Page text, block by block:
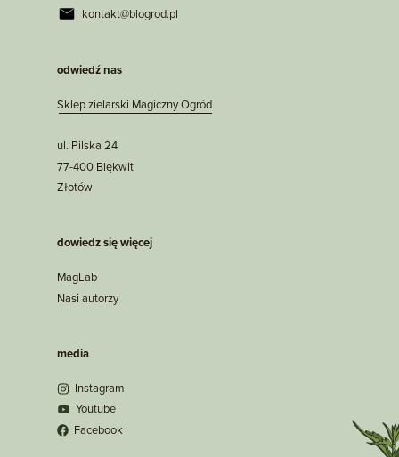
kontakt@blogrod.pl
odwiedź nas
Sklep zielarski Magiczny Ogród
ul. Pilska 24
77-400 Blękwit
Złotów
dowiedz się więcej
MagLab
Nasi autorzy
media
Instagram
Youtube
Facebook